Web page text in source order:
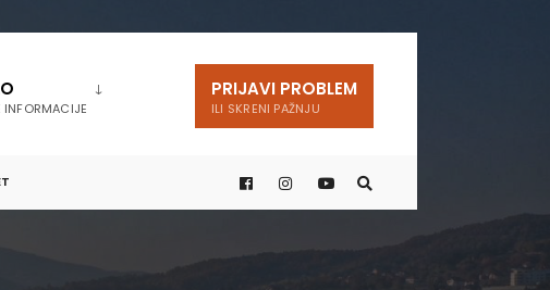
INFORMACIJE
PRIJAVI PROBLEM
ILI SKRENI PAŽNJU